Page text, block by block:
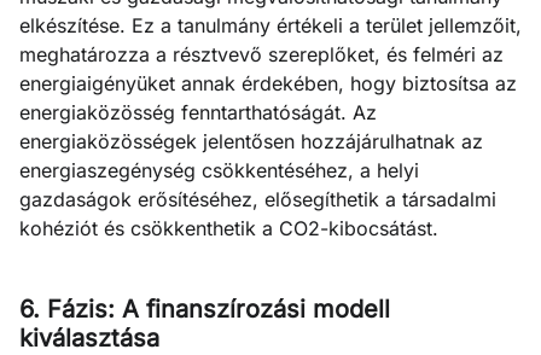
elkészítése. Ez a tanulmány értékeli a terület jellemzőit,
meghatározza a résztvevő szereplőket, és felméri az
energiaigényüket annak érdekében, hogy biztosítsa az
energiaközösség fenntarthatóságát. Az
energiaközösségek jelentősen hozzájárulhatnak az
energiaszegénység csökkentéséhez, a helyi
gazdaságok erősítéséhez, elősegíthetik a társadalmi
kohéziót és csökkenthetik a CO2-kibocsátást.
6. Fázis: A finanszírozási modell
kiválasztása